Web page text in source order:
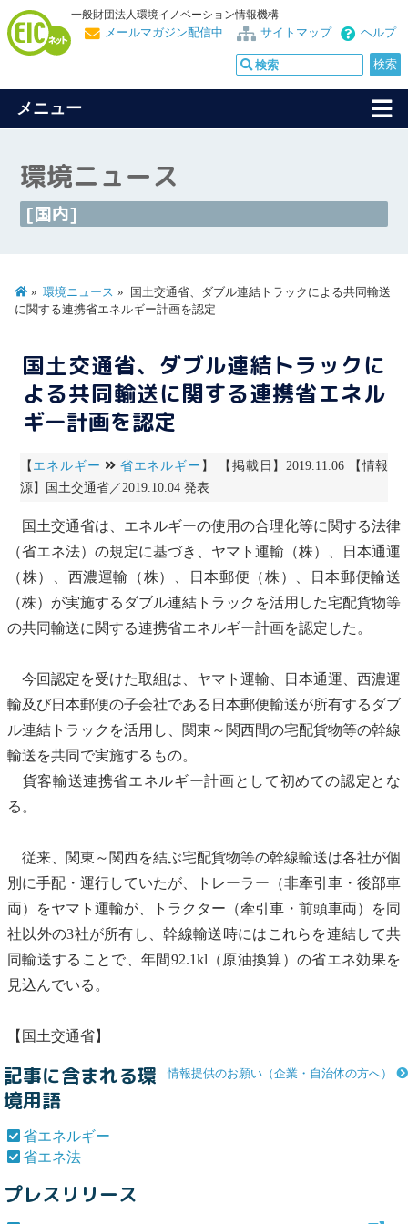
一般財団法人環境イノベーション情報機構
ヘルプ
サイトマップ
メールマガジン配信中
メニュー
環境ニュース
[国内]
環境ニュース
国土交通省、ダブル連結トラックによる共同輸送
に関する連携省エネルギー計画を認定
国土交通省、ダブル連結トラックに
よる共同輸送に関する連携省エネル
ギー計画を認定
【 エネルギー 省エネルギー 】 【掲載日】2019.11.06 【情報
源】国土交通省／2019.10.04 発表
国土交通省は、エネルギーの使用の合理化等に関する法律
（省エネ法）の規定に基づき、ヤマト運輸（株）、日本通運
（株）、西濃運輸（株）、日本郵便（株）、日本郵便輸送
（株）が実施するダブル連結トラックを活用した宅配貨物等
の共同輸送に関する連携省エネルギー計画を認定した。
今回認定を受けた取組は、ヤマト運輸、日本通運、西濃運
輸及び日本郵便の子会社である日本郵便輸送が所有するダブ
ル連結トラックを活用し、関東～関西間の宅配貨物等の幹線
輸送を共同で実施するもの。
貨客輸送連携省エネルギー計画として初めての認定とな
る。
従来、関東～関西を結ぶ宅配貨物等の幹線輸送は各社が個
別に手配・運行していたが、トレーラー（非牽引車・後部車
両）をヤマト運輸が、トラクター（牽引車・前頭車両）を同
社以外の3社が所有し、幹線輸送時にはこれらを連結して共
同輸送することで、年間92.1kl（原油換算）の省エネ効果を
見込んでいる。
【国土交通省】
情報提供のお願い（企業・自治体の方へ）
記事に含まれる環
境用語
省エネルギー
省エネ法
プレスリリース